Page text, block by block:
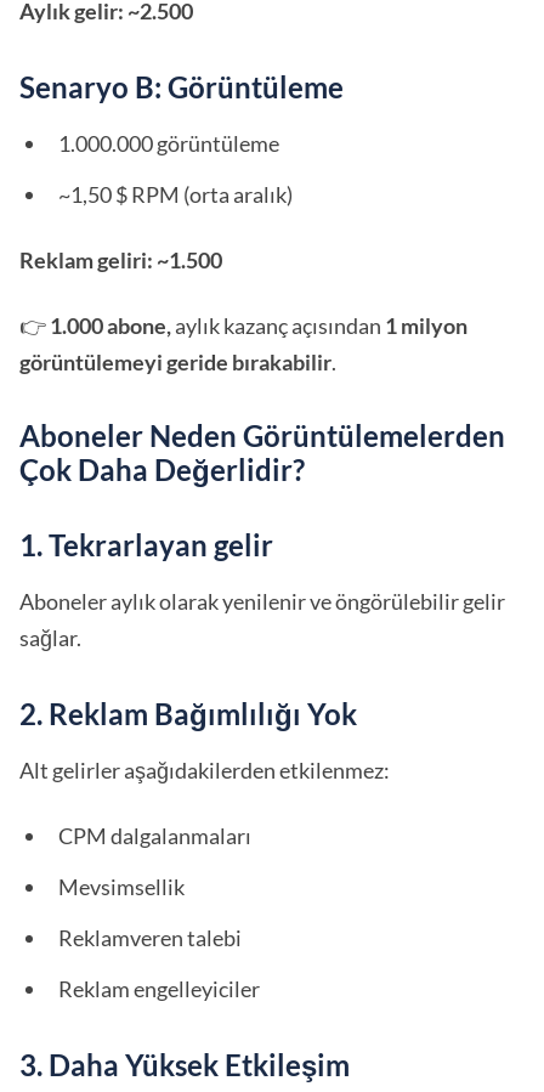
Aylık gelir: ~2.500
Senaryo B: Görüntüleme
1.000.000 görüntüleme
~1,50 $ RPM (orta aralık)
Reklam geliri: ~1.500
👉1.000 abone,aylık kazanç açısından 1 milyon
görüntülemeyi geride bırakabilir.
Aboneler Neden Görüntülemelerden
Çok Daha Değerlidir?
1. Tekrarlayan gelir
Aboneler aylık olarak yenilenir ve öngörülebilir gelir
sağlar.
2. Reklam Bağımlılığı Yok
Alt gelirler aşağıdakilerden etkilenmez:
CPM dalgalanmaları
Mevsimsellik
Reklamveren talebi
Reklam engelleyiciler
3. Daha Yüksek Etkileşim